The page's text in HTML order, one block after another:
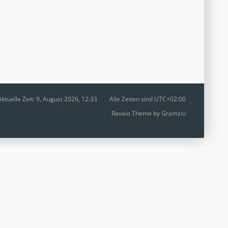
Alle Zeiten sind UTC+02:00
Zeit: 9. August 2026, 12:33
Ravaio Theme byGramziu